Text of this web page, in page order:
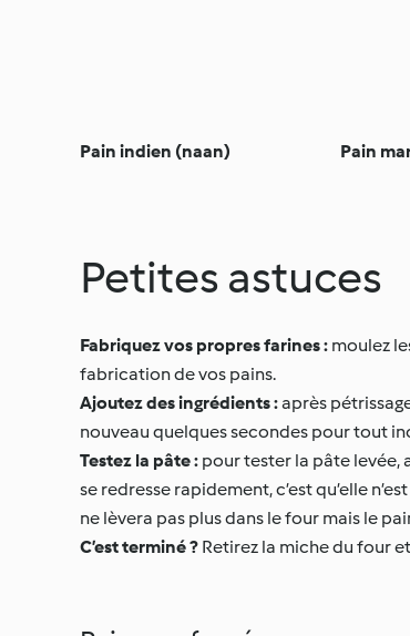
Pain indien (naan) Pain
Petites astuces
Fabriquez vos propres farines : moulez
fabrication de vos pains.
Ajoutez des ingrédients :après
nouveau quelques secondes pour tout
Testez la pâte : pour tester la pâte levée,
se redresse rapidement, c’est qu’elle
ne lèvera pas plus dans le four mais le
C’est terminé ? Retirez la miche du four